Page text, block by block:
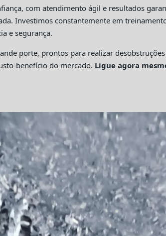
com atendimento ágil e resultados
Investimos constantemente em
e segurança.
porte, prontos para realizar
benefício do mercado. Ligue agora